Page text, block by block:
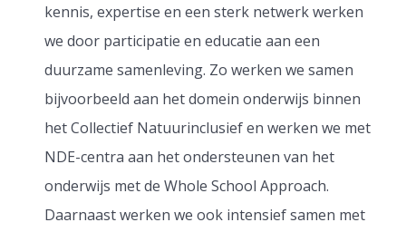
kennis, expertise en een sterk netwerk werken
we door participatie en educatie aan een
duurzame samenleving. Zo werken we samen
bijvoorbeeld aan het domein onderwijs binnen
het Collectief Natuurinclusief en werken we met
NDE-centra aan het ondersteunen van het
onderwijs met de Whole School Approach.
Daarnaast werken we ook intensief samen met